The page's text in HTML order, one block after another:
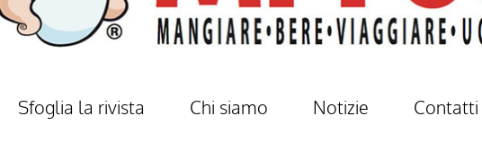
Sfoglia la rivista Chi siamo Notizie Contatti